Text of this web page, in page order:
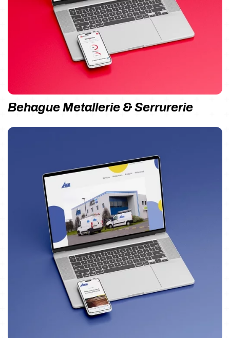
Behague Metallerie & Serrurerie